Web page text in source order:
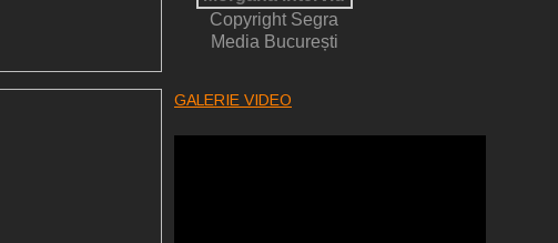
Copyright Segra
Media București
GALERIE VIDEO